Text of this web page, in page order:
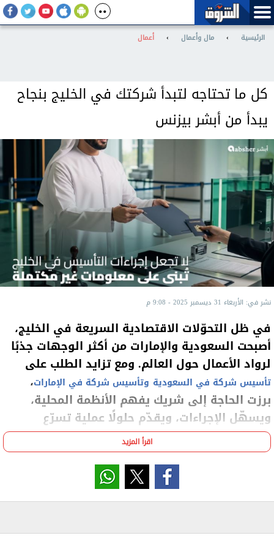
الرئيسية › مال وأعمال › أعمال
كل ما تحتاجه لتبدأ شركتك في الخليج بنجاح
يبدأ من أبشر بيزنس
نشر في: الأربعاء 31 ديسمبر 2025 - 9:08 م
في ظل التحوّلات الاقتصادية السريعة في الخليج،
أصبحت السعودية والإمارات من أكثر الوجهات جذبًا
لرواد الأعمال حول العالم. ومع تزايد الطلب على
تأسيس شركة في السعودية وتأسيس شركة في الإمارات،
برزت الحاجة إلى شريك يفهم الأنظمة المحلية،
ويسهّل الإجراءات، ويقدّم حلولًا عملية تسرّع
الانطلاق.
أبشر بيزنس تقدّم هذا الدور بكفاءة. فهي ليست جهة
تنفيذية فحسب، بل مركز أعمال متكامل يوفّر حلول
تأسيس ذكية واستشارات قانونية وتجارية مصمّمة حسب
السعودي أو تبحث عن مزاياتأسيس شركة منطقة حرة في
اقرأ المزيد